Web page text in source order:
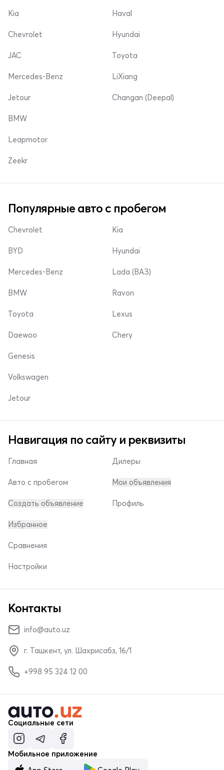
Kia
Chevrolet
Haval
Hyundai
JAC
Mercedes-Benz
Jetour
Toyota
LiXiang
Changan (Deepal)
BMW
Leapmotor
Zeekr
Популярные авто с пробегом
Chevrolet
BYD
Mercedes-Benz
Kia
Hyundai
Lada (ВАЗ)
BMW
Toyota
Daewoo
Ravon
Lexus
Chery
Genesis
Volkswagen
Jetour
Навигация по сайту и реквизиты
Главная
Авто с пробегом
Создать объявление
Дилеры
Мои объявления
Профиль
Избранное
Сравнения
Настройки
Контакты
info@auto.uz
г. Ташкент, ул. Шахрисабз, 16/1
+998 95 324 12 00
Социальные сети
Мобильное приложение